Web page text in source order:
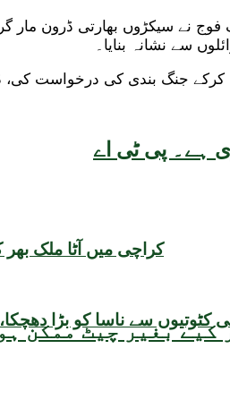
ہے۔ پی ٹی اے
کیے بغیر چیٹ ممکن
سے نشانہ بنایا۔
کرکے جنگ بندی کی درخواست
کراچی میں آٹا ملک بھر کے مقابلے
بڑا دھچکا، 3 ہزار 870 ملازمین علیحدہ، مستقل اسٹاف میں 20 فیصد کمی